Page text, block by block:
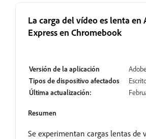
La carga del vídeo es lenta en
Express en Chromebook
Versión de la aplicación
Tipos de dispositivo afectados
Última actualización:
Resumen
Se experimentan cargas lentas de